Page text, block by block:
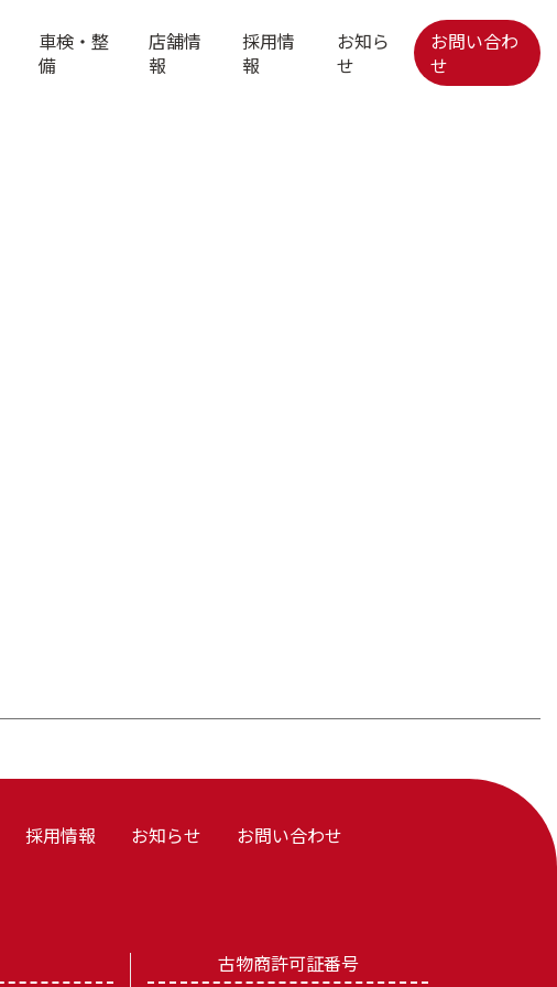
車検・整
備
店舗情
報
採用情
報
お知ら
せ
お問い合わ
せ
採用情報 お知らせ
お問い合わせ
古物商許可証番号